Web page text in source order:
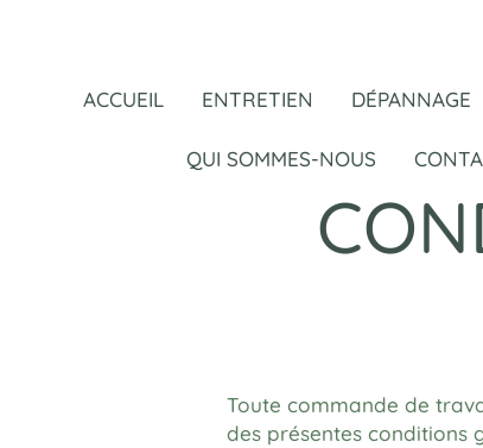
ACCUEIL ENTRETIEN DÉPANNAGE
QUI SOMMES-NOUS
Toute commande de
des présentes conditions